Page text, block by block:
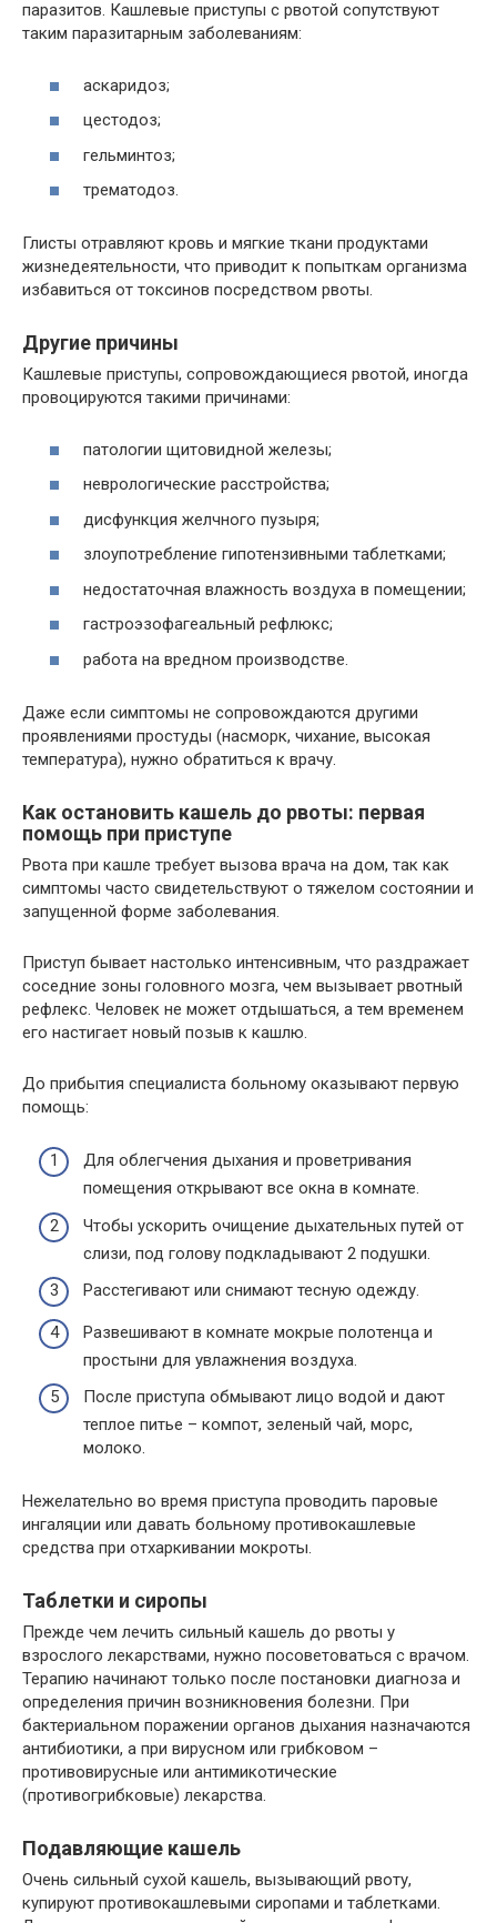
паразитов. Кашлевые приступы с рвотой сопутствуют
таким паразитарным заболеваниям:
аскаридоз;
цестодоз;
гельминтоз;
трематодоз.
Глисты отравляют кровь и мягкие ткани продуктами
жизнедеятельности, что приводит к попыткам организма
избавиться от токсинов посредством рвоты.
Другие причины
Кашлевые приступы, сопровождающиеся рвотой, иногда
провоцируются такими причинами:
патологии щитовидной железы;
неврологические расстройства;
дисфункция желчного пузыря;
злоупотребление гипотензивными таблетками;
недостаточная влажность воздуха в помещении;
гастроэзофагеальный рефлюкс;
работа на вредном производстве.
Даже если симптомы не сопровождаются другими
проявлениями простуды (насморк, чихание, высокая
температура), нужно обратиться к врачу.
Как остановить кашель до рвоты: первая
помощь при приступе
Рвота при кашле требует вызова врача на дом, так как
симптомы часто свидетельствуют о тяжелом состоянии и
запущенной форме заболевания.
Приступ бывает настолько интенсивным, что раздражает
соседние зоны головного мозга, чем вызывает рвотный
рефлекс. Человек не может отдышаться, а тем временем
его настигает новый позыв к кашлю.
До прибытия специалиста больному оказывают первую
помощь:
Для облегчения дыхания и проветривания
помещения открывают все окна в комнате.
Чтобы ускорить очищение дыхательных путей от
слизи, под голову подкладывают 2 подушки.
Расстегивают или снимают тесную одежду.
Развешивают в комнате мокрые полотенца и
простыни для увлажнения воздуха.
После приступа обмывают лицо водой и дают
теплое питье – компот, зеленый чай, морс,
молоко.
Нежелательно во время приступа проводить паровые
ингаляции или давать больному противокашлевые
средства при отхаркивании мокроты.
Таблетки и сиропы
Прежде чем лечить сильный кашель до рвоты у
взрослого лекарствами, нужно посоветоваться с врачом.
Терапию начинают только после постановки диагноза и
определения причин возникновения болезни. При
бактериальном поражении органов дыхания назначаются
антибиотики, а при вирусном или грибковом –
противовирусные или антимикотические
(противогрибковые) лекарства.
Подавляющие кашель
Очень сильный сухой кашель, вызывающий рвоту,
купируют противокашлевыми сиропами и таблетками.